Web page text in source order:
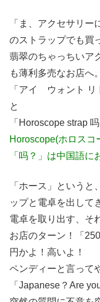
「ま、アクセサリ
のストラップでも買
翡翠のちゃっちいア
も薄利多売なお店へ。
「アイ ウォント リ
と
「Horoscope strap
Horoscope(ホロスコ
「吗？」は中国語に
「ホース」という
ップと電卓を出して
電卓を取り出す、そ
お店のターン！「
円かよ！高いよ！
ペンディーと言って
「Japanese？Are